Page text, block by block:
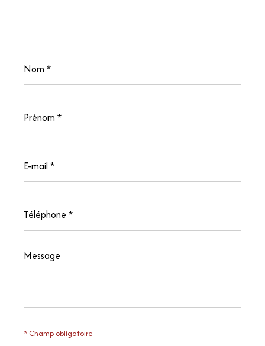
*
*
mail
*
*
Message
*
* Champ obligatoire